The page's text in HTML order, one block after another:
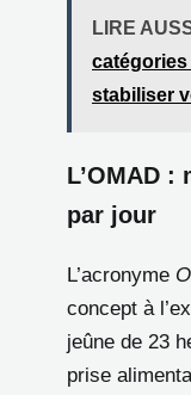
LIRE
stabiliser
L’OMAD
par jour
L’acronyme
concept à
jeûne de 23
prise